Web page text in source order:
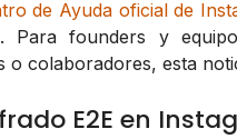
de Ayuda oficial de
Para founders y
colaboradores, esta
E2E en